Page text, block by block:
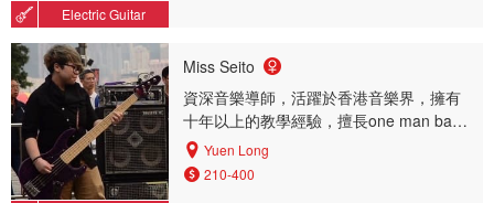
Electric Guitar
Fortress Hill, Hung Hom
Miss Seito
資深音樂導師，活躍於香港音樂界，擁有
十年以上的教學經驗，擅長one man band
一人包辦演奏多樣樂器，（結他，低音結
他，鼓，夏威夷小結他，木箱鼓...etc)
Yuen Long
210-400